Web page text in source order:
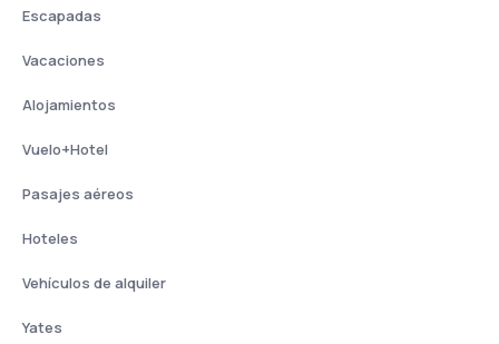
Escapadas
Vacaciones
Alojamientos
Vuelo+Hotel
Pasajes aéreos
Hoteles
Vehículos de alquiler
Yates